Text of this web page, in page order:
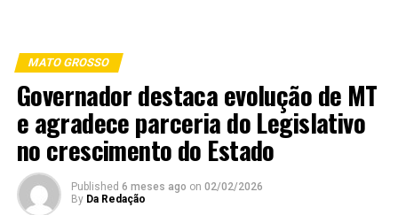
MATO GROSSO
Governador destaca evolução de MT
e agradece parceria do Legislativo
no crescimento do Estado
Published 6 meses ago on 02/02/2026
By Da Redação